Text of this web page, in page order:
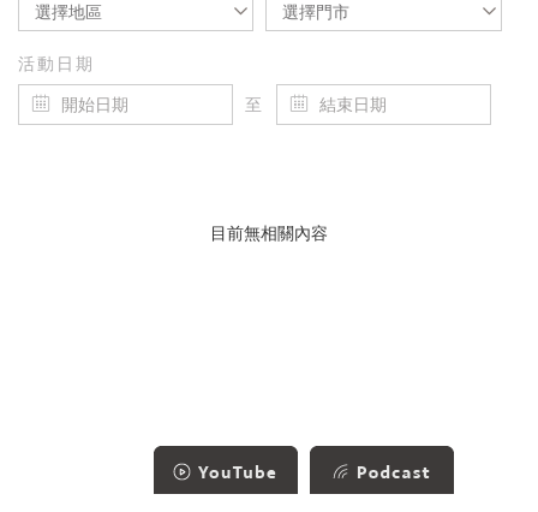
選擇地區 選擇門市
活動日期
至
目前無相關內容